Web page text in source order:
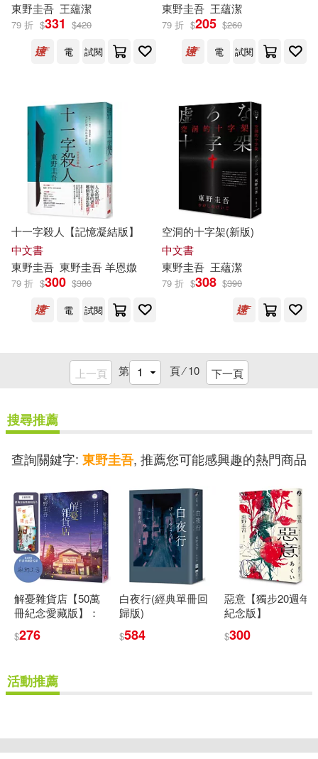
東野圭吾 王蘊潔
79 折 $331 $420
電
試閱
東野圭吾 王蘊潔
79 折 $205 $260
電
試閱
十一字殺人【記憶凝結版】
中文書
東野圭吾 東野圭吾羊恩媺
79 折 $300 $380
電
試閱
空洞的十字架(新版)
中文書
東野圭吾 王蘊潔
79 折 $308 $390
上一頁 第 頁 ⁄10 下一頁
搜尋推薦
查詢關鍵字: 東野圭吾, 推薦您可能感興趣的熱門商品
解憂雜貨店【50萬
冊紀念愛藏版】：
的奇蹟之書，東野
定特典「經典封面
集錦明信片」)
$276
白夜行(經典單冊回
歸版)
$584
惡意【獨步20週年
紀念版】
$300
活動推薦